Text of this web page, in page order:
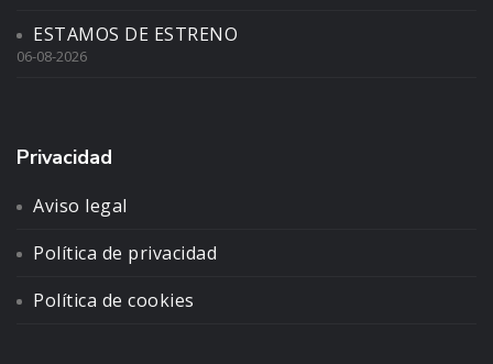
ESTAMOS DE ESTRENO
06-08-2026
Privacidad
Aviso legal
Política de privacidad
Política de cookies